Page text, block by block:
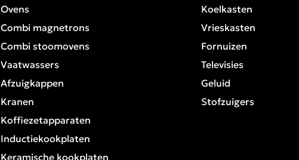
Ovens
Combi magnetrons
Combi stoomovens
Vaatwassers
Afzuigkappen
Kranen
Koffiezetapparaten
Inductiekookplaten
Keramische kookplaten
Koelkasten
Vrieskasten
Fornuizen
Televisies
Geluid
Stofzuigers